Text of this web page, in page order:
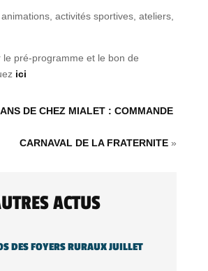
activités sportives, ateliers,
le pré-programme et le bon de
ici
DE CHEZ MIALET : COMMANDE
CARNAVAL DE LA FRATERNITE »
ACTUS
DES FOYERS RURAUX JUILLET